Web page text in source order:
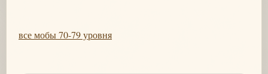
все мобы 70-79 уровня